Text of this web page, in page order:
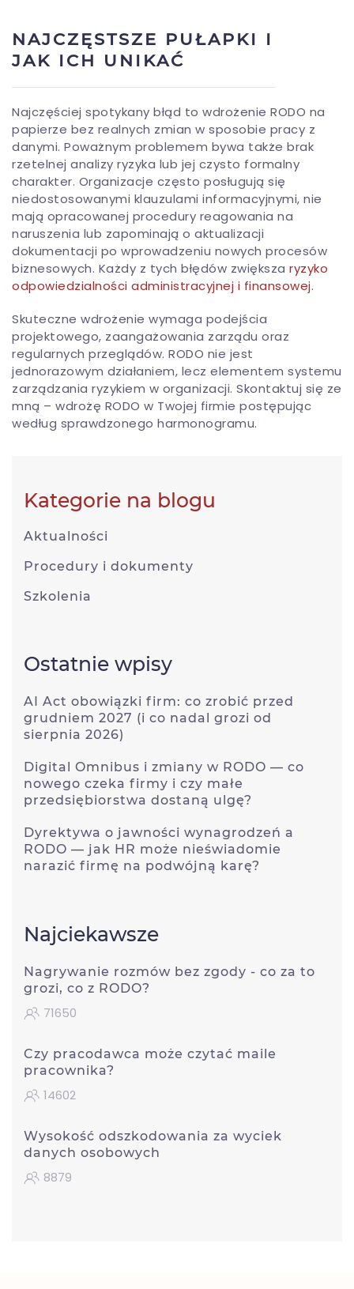
NAJCZĘSTSZE PUŁAPKI I
JAK ICH UNIKAĆ
Najczęściej spotykany błąd to wdrożenie RODO na
papierze bez realnych zmian w sposobie pracy z
danymi. Poważnym problemem bywa także brak
rzetelnej analizy ryzyka lub jej czysto formalny
charakter. Organizacje często posługują się
niedostosowanymi klauzulami informacyjnymi, nie
mają opracowanej procedury reagowania na
naruszenia lub zapominają o aktualizacji
dokumentacji po wprowadzeniu nowych procesów
biznesowych. Każdy z tych błędów zwiększa ryzyko
odpowiedzialności administracyjnej i finansowej.
Skuteczne wdrożenie wymaga podejścia
projektowego, zaangażowania zarządu oraz
regularnych przeglądów. RODO nie jest
jednorazowym działaniem, lecz elementem systemu
zarządzania ryzykiem w organizacji. Skontaktuj się ze
mną – wdrożę RODO w Twojej firmie postępując
według sprawdzonego harmonogramu.
Kategorie na blogu
Aktualności
Procedury i dokumenty
Szkolenia
Ostatnie wpisy
AI Act obowiązki firm: co zrobić przed
grudniem 2027 (i co nadal grozi od
sierpnia 2026)
Digital Omnibus i zmiany w RODO — co
nowego czeka firmy i czy małe
przedsiębiorstwa dostaną ulgę?
Dyrektywa o jawności wynagrodzeń a
RODO — jak HR może nieświadomie
narazić firmę na podwójną karę?
Najciekawsze
Nagrywanie rozmów bez zgody - co za to
grozi, co z RODO?
71650
Czy pracodawca może czytać maile
pracownika?
14602
Wysokość odszkodowania za wyciek
danych osobowych
8879